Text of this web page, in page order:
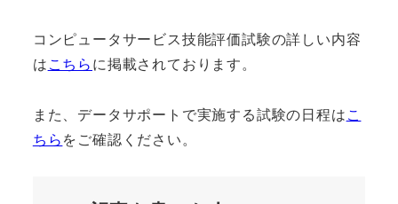
コンピュータサービス技能評価試験の詳しい内容
はこちらに掲載されております。
また、データサポートで実施する試験の日程はこ
ちらをご確認ください。